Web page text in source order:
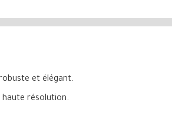
et élégant.
haute résolution.